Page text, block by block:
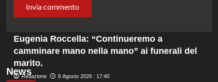
News
Eugenia Roccella: “Continueremo a
camminare mano nella mano” ai funerali del
marito.
Redazione 8 Agosto 2026 : 17:40